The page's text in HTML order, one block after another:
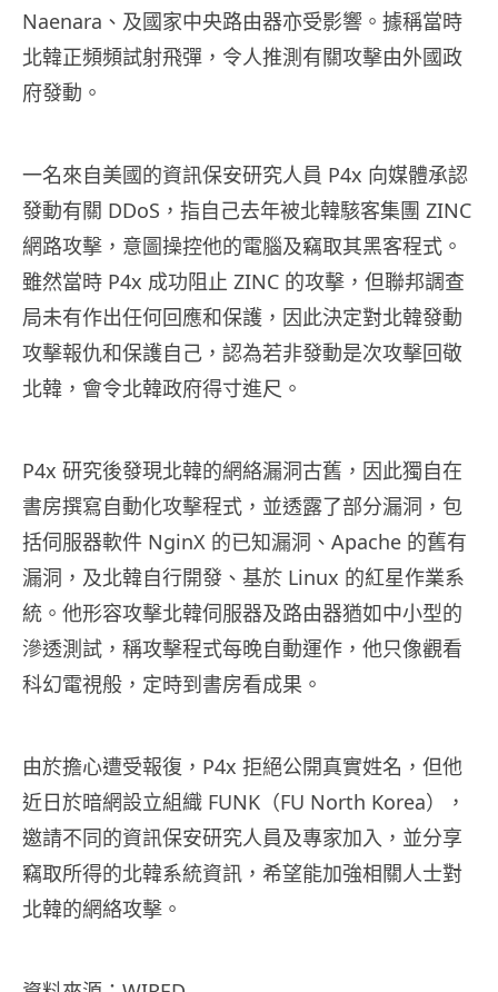
Naenara、及國家中央路由器亦受影響。據稱當時
北韓正頻頻試射飛彈，令人推測有關攻擊由外國政
府發動。
一名來自美國的資訊保安研究人員 P4x 向媒體承認
發動有關 DDoS，指自己去年被北韓駭客集團 ZINC
網路攻擊，意圖操控他的電腦及竊取其黑客程式。
雖然當時 P4x 成功阻止 ZINC 的攻擊，但聯邦調查
局未有作出任何回應和保護，因此決定對北韓發動
攻擊報仇和保護自己，認為若非發動是次攻擊回敬
北韓，會令北韓政府得寸進尺。
P4x 研究後發現北韓的網絡漏洞古舊，因此獨自在
書房撰寫自動化攻擊程式，並透露了部分漏洞，包
括伺服器軟件 NginX 的已知漏洞、Apache 的舊有
漏洞，及北韓自行開發、基於 Linux 的紅星作業系
統。他形容攻擊北韓伺服器及路由器猶如中小型的
滲透測試，稱攻擊程式每晚自動運作，他只像觀看
科幻電視般，定時到書房看成果。
由於擔心遭受報復，P4x 拒絕公開真實姓名，但他
近日於暗網設立組織 FUNK（FU North Korea），
邀請不同的資訊保安研究人員及專家加入，並分享
竊取所得的北韓系統資訊，希望能加強相關人士對
北韓的網絡攻擊。